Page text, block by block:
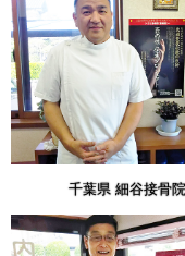
千葉県 細谷接骨院